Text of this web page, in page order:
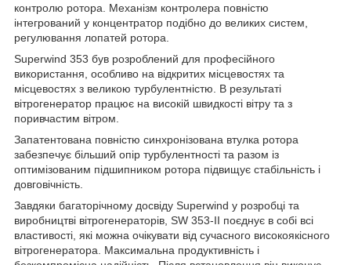
контролю ротора. Механізм контролера повністю
інтегрований у концентратор подібно до великих систем,
регулювання лопатей ротора.
Superwind 353 був розроблений для професійного
використання, особливо на відкритих місцевостях та
місцевостях з великою турбулентністю. В результаті
вітрогенератор працює на високій швидкості вітру та з
поривчастим вітром.
Запатентована повністю синхронізована втулка ротора
забезпечує більший опір турбулентності та разом із
оптимізованим підшипником ротора підвищує стабільність і
довговічність.
Завдяки багаторічному досвіду Superwind у розробці та
виробництві вітрогенераторів, SW 353-II поєднує в собі всі
властивості, які можна очікувати від сучасного високоякісного
вітрогенератора. Максимальна продуктивність і